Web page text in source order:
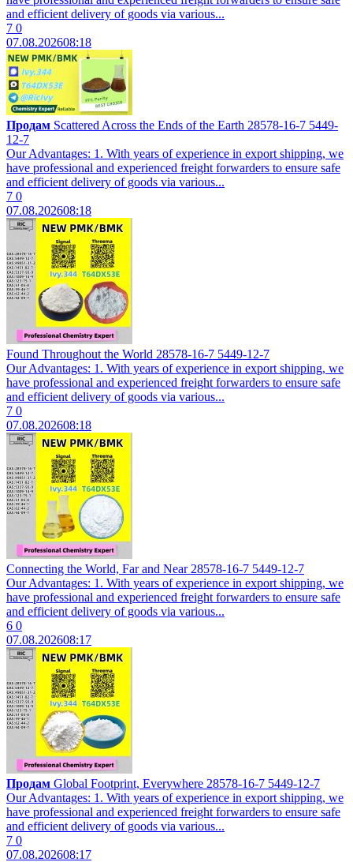
and efficient delivery of goods via various...
7 0
07.08.202608:18
Продам Scattered Across the Ends of the Earth 28578-16-7 5449-
12-7
Our Advantages: 1. With years of experience in export shipping, we
have professional and experienced freight forwarders to ensure safe
and efficient delivery of goods via various...
7 0
07.08.202608:18
Found Throughout the World 28578-16-7 5449-12-7
Our Advantages: 1. With years of experience in export shipping, we
have professional and experienced freight forwarders to ensure safe
and efficient delivery of goods via various...
7 0
07.08.202608:18
Connecting the World, Far and Near 28578-16-7 5449-12-7
Our Advantages: 1. With years of experience in export shipping, we
have professional and experienced freight forwarders to ensure safe
and efficient delivery of goods via various...
6 0
07.08.202608:17
Продам Global Footprint, Everywhere 28578-16-7 5449-12-7
Our Advantages: 1. With years of experience in export shipping, we
have professional and experienced freight forwarders to ensure safe
and efficient delivery of goods via various...
7 0
07.08.202608:17